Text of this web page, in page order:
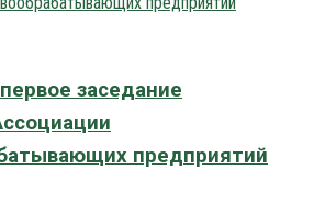
заседание
предприятий